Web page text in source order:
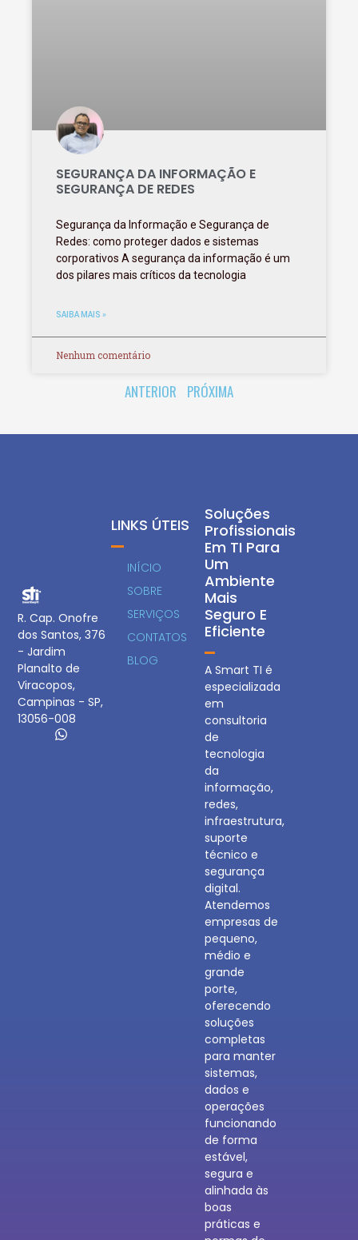
SEGURANÇA DA INFORMAÇÃO E
SEGURANÇA DE REDES
Segurança da Informação e Segurança de
Redes: como proteger dados e sistemas
corporativos A segurança da informação é um
dos pilares mais críticos da tecnologia
SAIBA MAIS »
Nenhum comentário
ANTERIOR PRÓXIMA
R. Cap. Onofre
dos Santos, 376
- Jardim
Planalto de
Viracopos,
Campinas - SP,
13056-008
Soluções
Profissionais
Em TI Para
Um
Ambiente
Mais
Seguro E
Eficiente
A Smart TI é
especializada
em
consultoria
de
tecnologia
da
informação,
redes,
infraestrutura,
suporte
técnico e
segurança
digital.
Atendemos
empresas de
pequeno,
médio e
grande
porte,
oferecendo
soluções
completas
para manter
sistemas,
dados e
operações
funcionando
de forma
estável,
segura e
alinhada às
boas
práticas e
LINKS ÚTEIS
INÍCIO
SOBRE
SERVIÇOS
CONTATOS
BLOG